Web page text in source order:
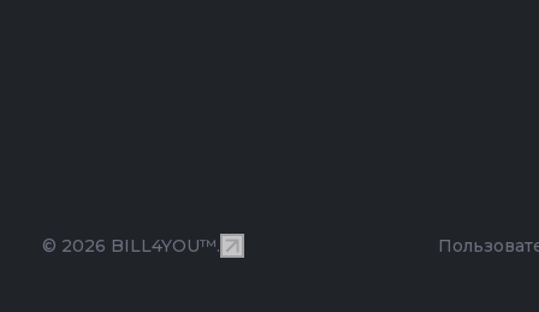
© 2026 BILL4YOU™.